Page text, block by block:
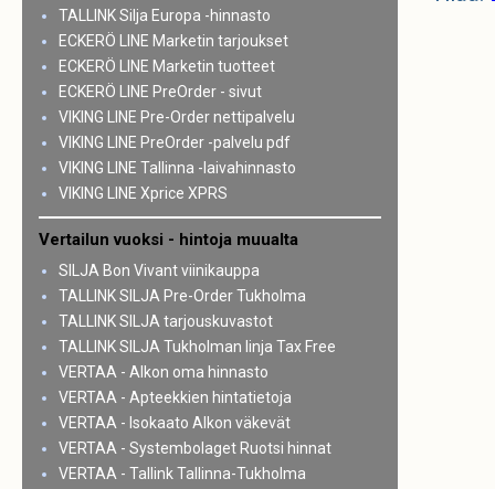
TALLINK Silja Europa -hinnasto
ECKERÖ LINE Marketin tarjoukset
ECKERÖ LINE Marketin tuotteet
ECKERÖ LINE PreOrder - sivut
VIKING LINE Pre-Order nettipalvelu
VIKING LINE PreOrder -palvelu pdf
VIKING LINE Tallinna -laivahinnasto
VIKING LINE Xprice XPRS
Vertailun vuoksi - hintoja muualta
SILJA Bon Vivant viinikauppa
TALLINK SILJA Pre-Order Tukholma
TALLINK SILJA tarjouskuvastot
TALLINK SILJA Tukholman linja Tax Free
VERTAA - Alkon oma hinnasto
VERTAA - Apteekkien hintatietoja
VERTAA - Isokaato Alkon väkevät
VERTAA - Systembolaget Ruotsi hinnat
VERTAA - Tallink Tallinna-Tukholma